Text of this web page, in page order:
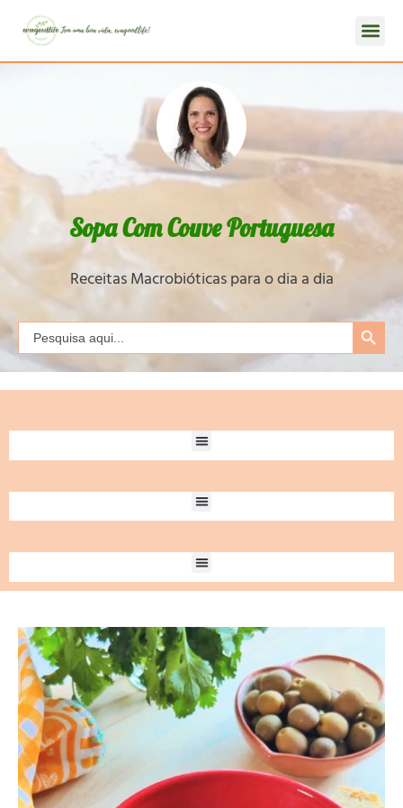
Sopa Com Couve Portuguesa
Receitas Macrobióticas para o dia a dia
Search
for:
Search Button